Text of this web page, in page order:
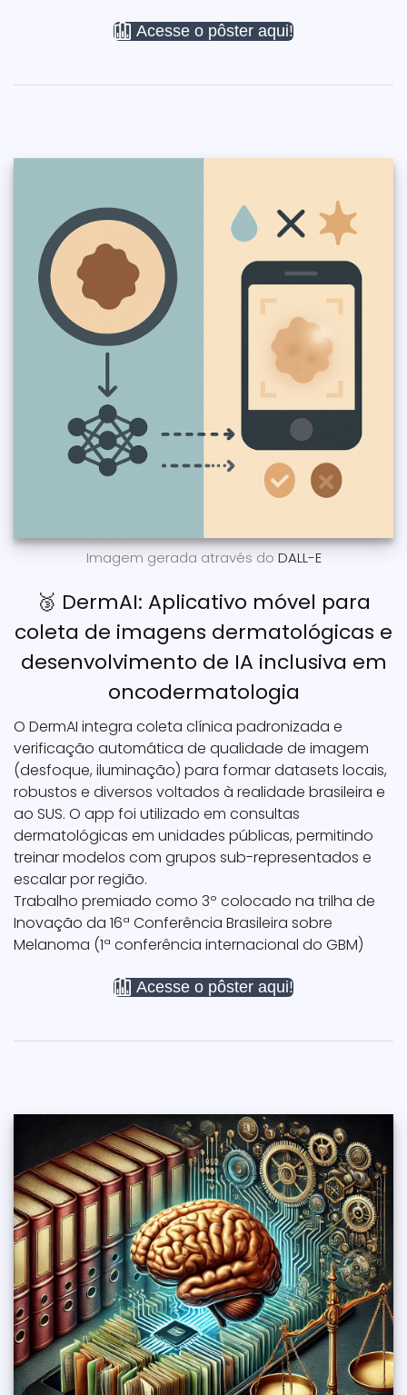
Acesse o pôster aqui!
Imagem gerada através do DALL-E
🥉 DermAI: Aplicativo móvel para
coleta de imagens dermatológicas e
desenvolvimento de IA inclusiva em
oncodermatologia
O DermAI integra coleta clínica padronizada e
verificação automática de qualidade de imagem
(desfoque, iluminação) para formar datasets locais,
robustos e diversos voltados à realidade brasileira e
ao SUS. O app foi utilizado em consultas
dermatológicas em unidades públicas, permitindo
treinar modelos com grupos sub-representados e
escalar por região.
Trabalho premiado como 3º colocado na trilha de
Inovação da 16ª Conferência Brasileira sobre
Melanoma (1ª conferência internacional do GBM)
Acesse o pôster aqui!